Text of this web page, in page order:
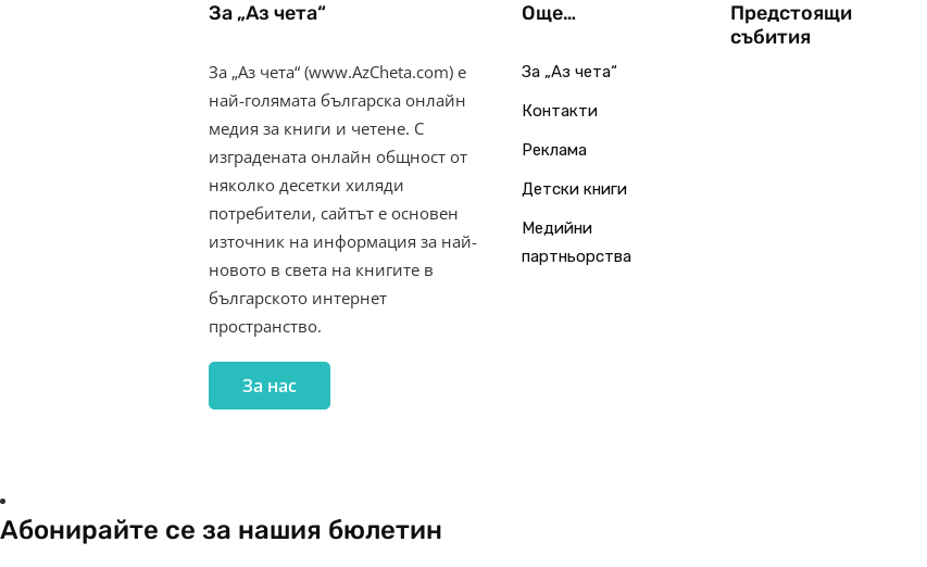
За „Аз чета“
За „Аз чета“ (www.AzCheta.com) е
най-голямата българска онлайн
медия за книги и четене. С
изградената онлайн общност от
няколко десетки хиляди
потребители, сайтът е основен
източник на информация за най-
новото в света на книгите в
българското интернет
пространство.
За нас
Още…
За „Аз чета“
Контакти
Реклама
Детски книги
Медийни
партньорства
Предстоящи
събития
Абонирайте се за нашия бюлетин